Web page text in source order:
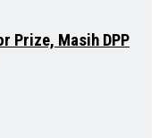
Prize, Masih DPP